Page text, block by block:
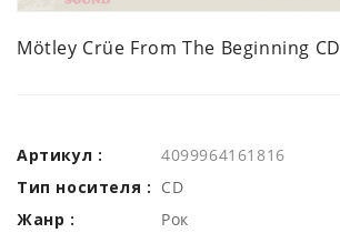
Mötley Crüe From The Beginning CD
Артикул :
4099964161816
Тип носителя : CD
Жанр :
Рок